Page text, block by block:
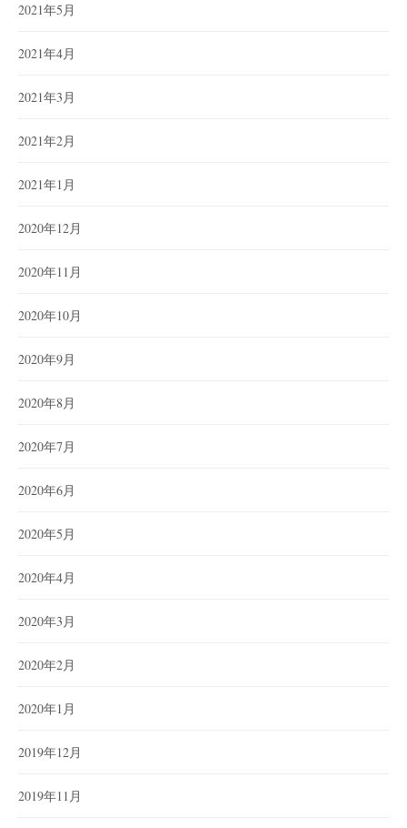
2021年5月
2021年4月
2021年3月
2021年2月
2021年1月
2020年12月
2020年11月
2020年10月
2020年9月
2020年8月
2020年7月
2020年6月
2020年5月
2020年4月
2020年3月
2020年2月
2020年1月
2019年12月
2019年11月